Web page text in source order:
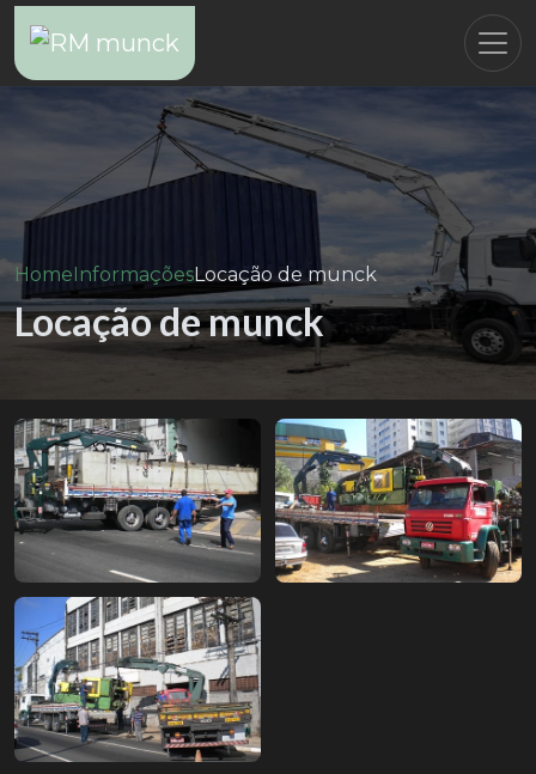
HomeInformaçõesLocação de munck
Locação de munck